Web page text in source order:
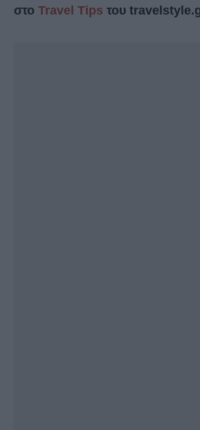
στο Travel Tips του